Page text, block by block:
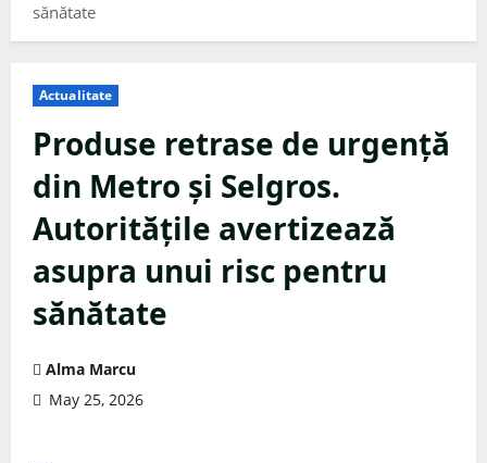
sănătate
Actualitate
Produse retrase de urgență
din Metro și Selgros.
Autoritățile avertizează
asupra unui risc pentru
sănătate
Alma Marcu
May 25, 2026